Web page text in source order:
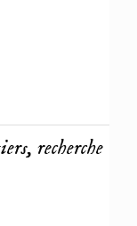
recherche